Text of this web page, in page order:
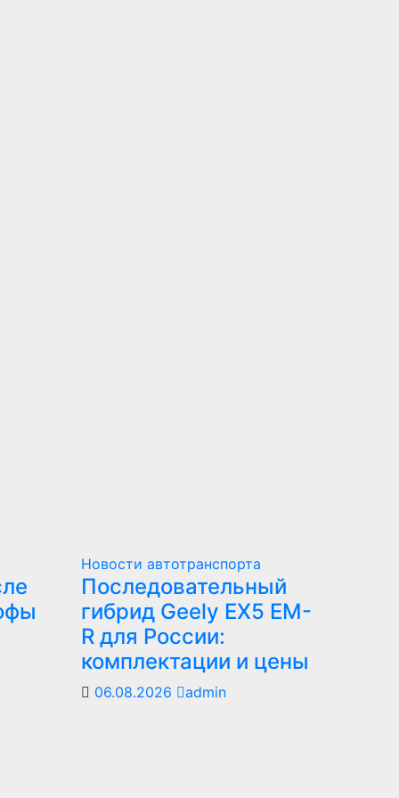
Новости автотранспорта
Последовательный
гибрид Geely EX5 EM-
R для России:
комплектации и цены
06.08.2026 admin